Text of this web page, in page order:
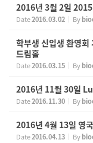
2016년 3월 2일
Date2016.03.02 By
학부생 신입생 환영
드림홀
Date2016.03.15 By
2016년 11월 30일
Date2016.11.30 By
2016년 4월 13일 영
Date2016.04.13 By